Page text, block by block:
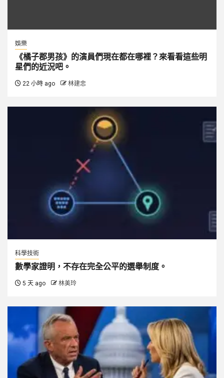
娛樂
《橘子郡男孩》的演員們現在都在哪裡？來看看這些明
星們的近況吧。
22 小時 ago 林建忠
科學技術
數學家證明，不存在完全公平的選舉制度。
5 天 ago 林美玲